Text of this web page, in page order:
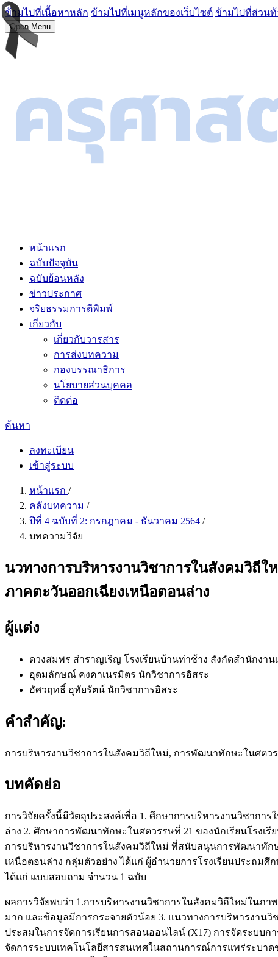
ข้ามไปที่เนื้อหาหลัก ข้ามไปที่เมนูหลักของเว็บไซต์ ข้ามไปที่ส่วนท้
Open Menu
หน้าแรก
ฉบับปัจจุบัน
ฉบับย้อนหลัง
ข่าวประกาศ
จริยธรรมการตีพิมพ์
เกี่ยวกับ
เกี่ยวกับวารสาร
การส่งบทความ
กองบรรณาธิการ
นโยบายส่วนบุคคล
ติดต่อ
ค้นหา
ลงทะเบียน
เข้าสู่ระบบ
หน้าแรก /
คลังบทความ /
ปีที่ 4 ฉบับที่ 2: กรกฎาคม - ธันวาคม 2564 /
บทความวิจัย
นวทางการบริหารงานวิชาการในสังคมวิถี
ภาคตะวันออกเฉียงเหนือตอนล่าง
ผู้แต่ง
ดวงสมพร สำราญเริญ โรงเรียนบ้านท่าช้าง สังกัดสำนักงา
อุดมลักษณ์ คงคาเนรมิตร นักวิชาการอิสระ
อัศวฤทธิ์ อุทัยรัตน์ นักวิชาการอิสระ
คำสำคัญ:
การบริหารงานวิชาการในสังคมวิถีใหม่, การพัฒนาทักษะในศตวร
บทคัดย่อ
การวิจัยครั้งนี้มีวัตถุประสงค์เพื่อ 1. ศึกษาการบริหารงานวิชาก
ล่าง 2. ศึกษาการพัฒนาทักษะในศตวรรษที่ 21 ของนักเรียนโรง
การบริหารงานวิชาการในสังคมวิถีใหม่ ที่สนับสนุนการพัฒนาทัก
เหนือตอนล่าง กลุ่มตัวอย่าง ได้แก่ ผู้อำนวยการโรงเรียนประถม
ได้แก่ แบบสอบถาม จำนวน 1 ฉบับ
ผลการวิจัยพบว่า 1.การบริหารงานวิชาการในสังคมวิถีใหม่ใน
มาก และข้อมูลมีการกระจายตัวน้อย 3. แนวทางการบริหารงาน
ประสมในการจัดการเรียนการสอนออนไลน์ (X17) การจัดระบบก
จัดการระบบเทคโนโลยีสารสนเทศในสถานการณ์การแพร่ระบา